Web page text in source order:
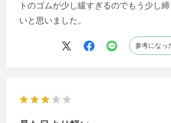
トのゴムが少し緩すぎるのでもう少し
いと思いました。
参考になっ